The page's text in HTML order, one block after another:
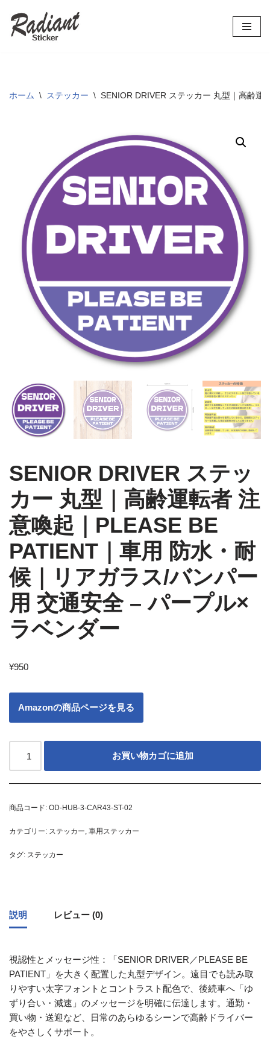
コ
ツ
ホーム \ ステッカー \ SENIOR DRIVER ステッカー 丸型｜高齢運
SENIOR DRIVER ステッ
カー 丸型｜高齢運転者 注
意喚起｜PLEASE BE
PATIENT｜車用 防水・耐
候｜リアガラス/バンパー
用 交通安全 – パープル×
ラベンダー
¥950
Amazonの商品ページを見る
お買い物カゴに追加
商品コード: OD-HUB-3-CAR43-ST-02
カテゴリー: ステッカー, 車用ステッカー
タグ: ステッカー
説明 レビュー (0)
視認性とメッセージ性：「SENIOR DRIVER／PLEASE BE
PATIENT」を大きく配置した丸型デザイン。遠目でも読み取
りやすい太字フォントとコントラスト配色で、後続車へ「ゆ
ずり合い・減速」のメッセージを明確に伝達します。通勤・
買い物・送迎など、日常のあらゆるシーンで高齢ドライバー
をやさしくサポート。